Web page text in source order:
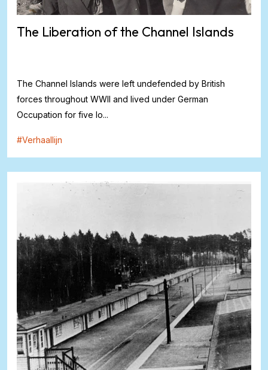
The Liberation of the Channel Islands
The Channel Islands were left undefended by British
forces throughout WWII and lived under German
Occupation for five lo...
#Verhaallijn